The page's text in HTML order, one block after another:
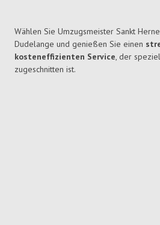
Wählen Sie Umzugsmeister Sankt
Dudelange und genießen Sie einen
kosteneffizienten Service, der
zugeschnitten ist.